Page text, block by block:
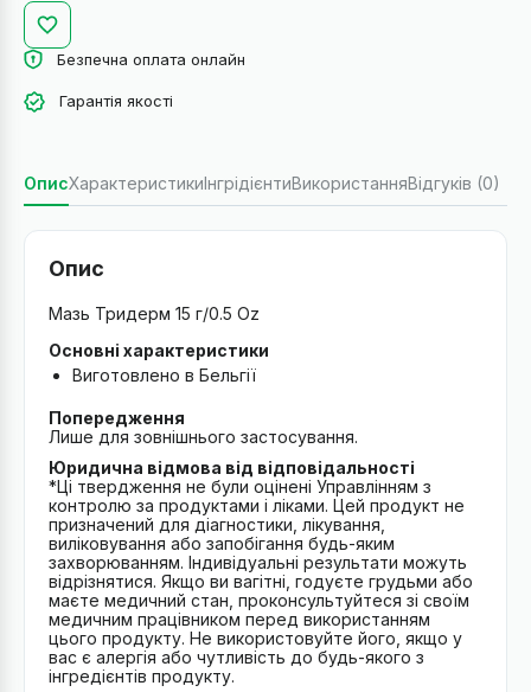
Безпечна оплата онлайн
Гарантія якості
ОписХарактеристикиІнгрідієнтиВикористанняВідгуків (0)
Опис
Мазь Тридерм 15 г/0.5 Oz
Основні характеристики
Виготовлено в Бельгії
Попередження
Лише для зовнішнього застосування.
Юридична відмова від відповідальності
*Ці твердження не були оцінені Управлінням з
контролю за продуктами і ліками. Цей продукт не
призначений для діагностики, лікування,
виліковування або запобігання будь-яким
захворюванням. Індивідуальні результати можуть
відрізнятися. Якщо ви вагітні, годуєте грудьми або
маєте медичний стан, проконсультуйтеся зі своїм
медичним працівником перед використанням
цього продукту. Не використовуйте його, якщо у
вас є алергія або чутливість до будь-якого з
інгредієнтів продукту.